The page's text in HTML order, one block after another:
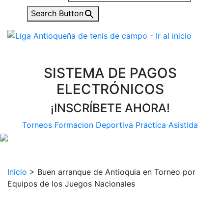
Search Button
SISTEMA DE PAGOS
ELECTRÓNICOS
¡INSCRÍBETE AHORA!
Torneos Formacion Deportiva Practica Asistida
Inicio > Buen arranque de Antioquia en Torneo por
Equipos de los Juegos Nacionales